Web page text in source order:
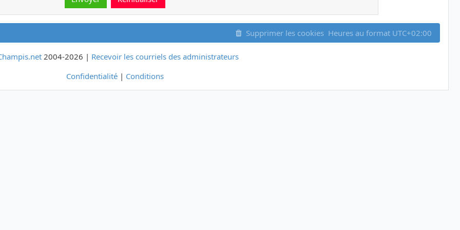
Supprimer les cookies Heures au format UTC+02:00
2004-2026 | Recevoir les courriels des administrateurs
Confidentialité | Conditions